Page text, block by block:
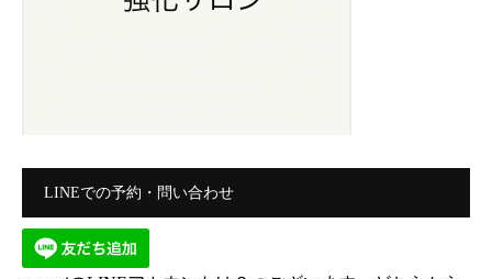
LINEでの予約・問い合わせ